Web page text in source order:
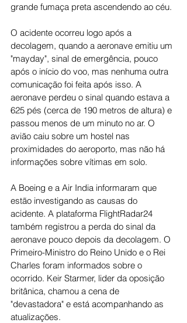
grande fumaça preta ascendendo ao céu.
O acidente ocorreu logo após a
decolagem, quando a aeronave emitiu um
"mayday", sinal de emergência, pouco
após o início do voo, mas nenhuma outra
comunicação foi feita após isso. A
aeronave perdeu o sinal quando estava a
625 pés (cerca de 190 metros de altura) e
passou menos de um minuto no ar. O
avião caiu sobre um hostel nas
proximidades do aeroporto, mas não há
informações sobre vítimas em solo.
A Boeing e a Air India informaram que
estão investigando as causas do
acidente. A plataforma FlightRadar24
também registrou a perda do sinal da
aeronave pouco depois da decolagem. O
Primeiro-Ministro do Reino Unido e o Rei
Charles foram informados sobre o
ocorrido. Keir Starmer, lider da oposição
britânica, chamou a cena de
"devastadora" e está acompanhando as
atualizações.